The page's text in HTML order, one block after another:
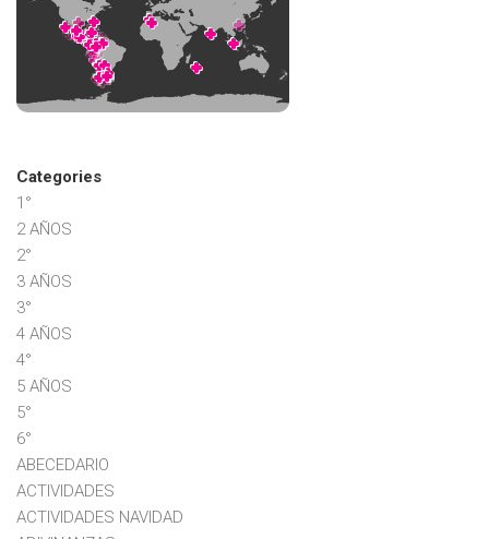
Categories
1°
2 AÑOS
2°
3 AÑOS
3°
4 AÑOS
4°
5 AÑOS
5°
6°
ABECEDARIO
ACTIVIDADES
ACTIVIDADES NAVIDAD